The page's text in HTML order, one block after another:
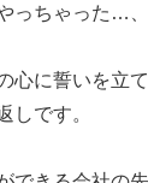
っちゃった…
心に誓いを立
しです。